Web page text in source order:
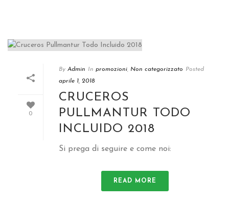
0
By Admin In promozioni Non categorizzato Posted
aprile 1, 2018
CRUCEROS
PULLMANTUR TODO
INCLUIDO 2018
Si prega di seguire e come noi:
READ MORE